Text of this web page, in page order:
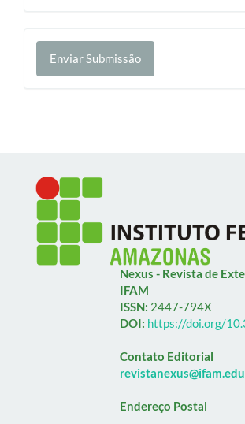
Enviar
Submissão
Enviar Submissão
Nexus - Revista de
IFAM
ISSN: 2447-794X
DOI: https://doi.org/
Contato Editorial
Endereço Postal